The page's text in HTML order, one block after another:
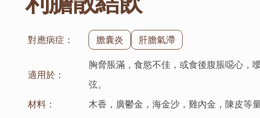
對應病症： 膽囊炎 肝膽氣滯
適用於：
胸脅脹滿，食慾不佳，或食後腹脹噁心，
弦。
材料：
木香，廣鬱金，海金沙，雞內金，陳皮等